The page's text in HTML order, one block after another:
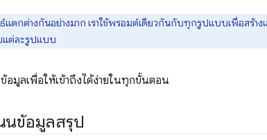
กต่างกันอย่างมาก เราใช้พรอมต์เดียวกันกับทุกรูปแบบเพื่อสร้าง
แต่ละรูปแบบ
อมูลเพื่อให้เข้าถึงได้ง่ายในทุกขั้นตอน
นข้อมูลสรุป